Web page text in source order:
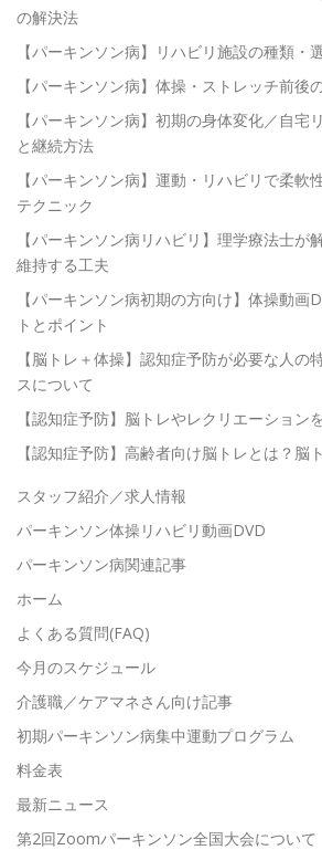
の解決法
【パーキンソン病】リハビリ施設の種類・
【パーキンソン病】体操・ストレッチ前後
【パーキンソン病】初期の身体変化／自宅
と継続方法
【パーキンソン病】運動・リハビリで柔軟
テクニック
【パーキンソン病リハビリ】理学療法士が
維持する工夫
【パーキンソン病初期の方向け】体操動画
トとポイント
【脳トレ＋体操】認知症予防が必要な人の
スについて
【認知症予防】脳トレやレクリエーション
【認知症予防】高齢者向け脳トレとは？脳
スタッフ紹介／求人情報
パーキンソン体操リハビリ動画DVD
パーキンソン病関連記事
ホーム
よくある質問(FAQ)
今月のスケジュール
介護職／ケアマネさん向け記事
初期パーキンソン病集中運動プログラム
料金表
最新ニュース
第2回Zoomパーキンソン全国大会について